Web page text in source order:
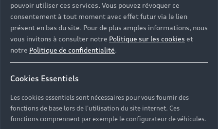
Les réponses à vos
questions
Découvrez les réponses à vos diverses questions
immédiatement disponibles avec Audi.
pouvoir utiliser ces services. Vous pouvez révoquer ce
consentement à tout moment avec effet futur via le lien
présent en bas du site. Pour de plus amples informations, nous
vous invitons à consulter notre Politique sur les cookies et
notre Politique de confidentialité.
Cookies Essentiels
Les cookies essentiels sont nécessaires pour vous fournir des
fonctions de base lors de l'utilisation du site internet. Ces
fonctions comprennent par exemple le configurateur de véhicules.